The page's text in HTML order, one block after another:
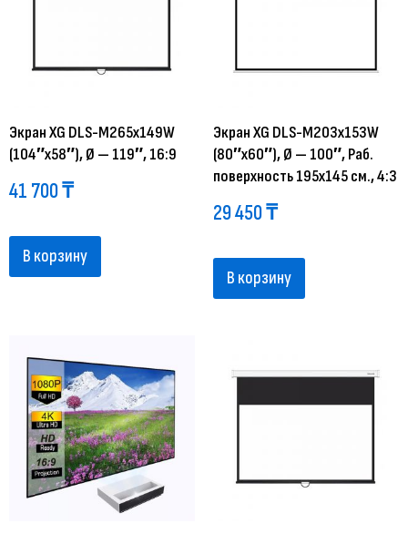
Экран XG DLS-M265х149W
(104″х58″), Ø — 119″, 16:9
41 700₸
В корзину
Экран XG DLS-M203x153W
(80″х60″), Ø — 100″, Раб.
поверхность 195х145 см., 4:3
29 450₸
В корзину